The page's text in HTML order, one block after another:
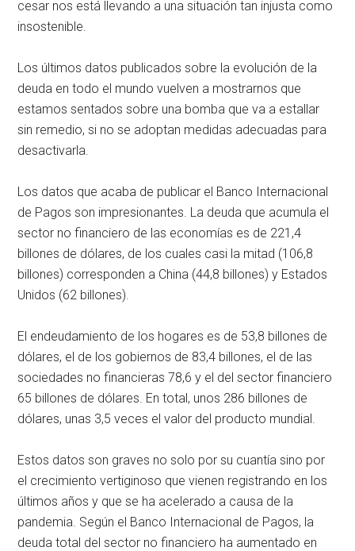
cesar nos está llevando a una situación tan injusta como
insostenible.
Los últimos datos publicados sobre la evolución de la
deuda en todo el mundo vuelven a mostrarnos que
estamos sentados sobre una bomba que va a estallar
sin remedio, si no se adoptan medidas adecuadas para
desactivarla.
Los datos que acaba de publicar el Banco Internacional
de Pagos son impresionantes. La deuda que acumula el
sector no financiero de las economías es de 221,4
billones de dólares, de los cuales casi la mitad (106,8
billones) corresponden a China (44,8 billones) y Estados
Unidos (62 billones).
El endeudamiento de los hogares es de 53,8 billones de
dólares, el de los gobiernos de 83,4 billones, el de las
sociedades no financieras 78,6 y el del sector financiero
65 billones de dólares. En total, unos 286 billones de
dólares, unas 3,5 veces el valor del producto mundial.
Estos datos son graves no solo por su cuantía sino por
el crecimiento vertiginoso que vienen registrando en los
últimos años y que se ha acelerado a causa de la
pandemia. Según el Banco Internacional de Pagos, la
deuda total del sector no financiero ha aumentado en